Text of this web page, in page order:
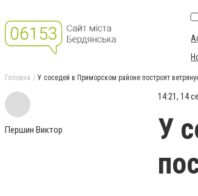
Головна У соседей в Приморском районе построят
Першин Виктор
14:21, 14
У